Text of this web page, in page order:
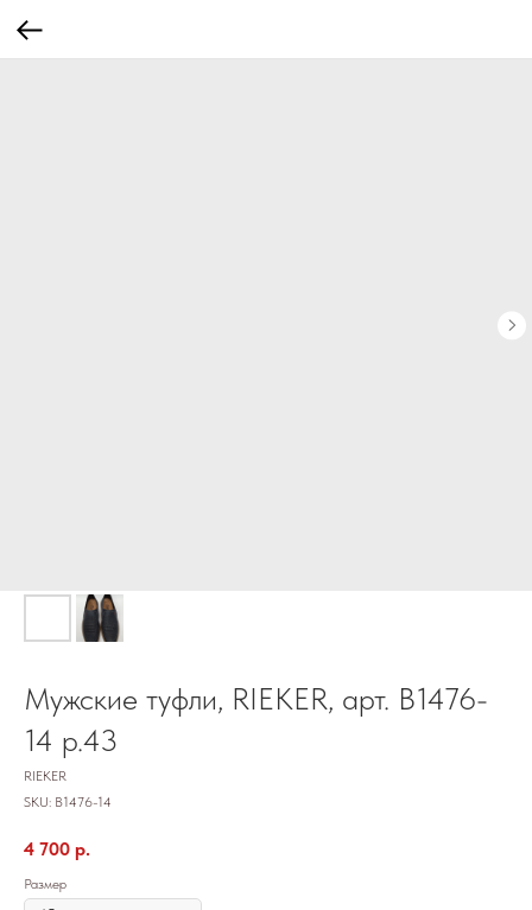
Мужские туфли, RIEKER, арт. В1476-
14 р.43
RIEKER
SKU: B1476-14
4 700 р.
Размер